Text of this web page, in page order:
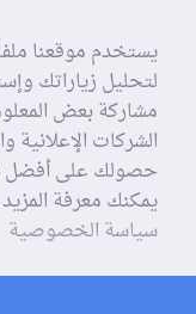
يستخدم موقعنا
لتحليل زياراتك
الشركات الإعلانية
حصولك على أفضل
يمكنك معرفة
سياسة الخصوصية